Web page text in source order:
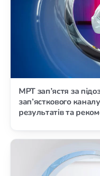
МРТ зап’ястя за
зап’ясткового
результатів та